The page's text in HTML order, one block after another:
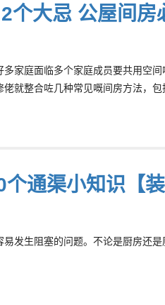
个大忌 公屋间房
家庭面临多个家庭成员要共用空
就整合咗几种常见嘅间房方法，
通渠小知识【装
发生阻塞的问题。不论是厨房还